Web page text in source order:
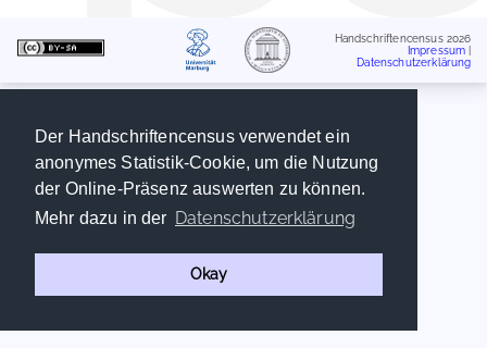
Der Handschriftencensus verwendet ein
anonymes Statistik-Cookie, um die Nutzung
der Online-Präsenz auswerten zu können.
Mehr dazu in der Datenschutzerklärung
Okay
Handschriftencensus 2026
Impressum
Datenschutzerklärung